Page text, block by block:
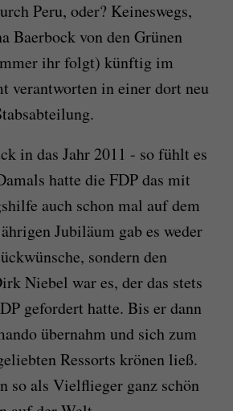
Peru, oder? Keineswegs,
Baerbock von den Grünen
ihr folgt) künftig im
verantworten in einer dort neu
in das Jahr 2011 - so fühlt es
hatte die FDP das mit
auch schon mal auf dem
Jubiläum gab es weder
sondern den
Niebel war es, der das stets
gefordert hatte. Bis er dann
übernahm und sich zum
Ressorts krönen ließ.
so als Vielflieger ganz schön